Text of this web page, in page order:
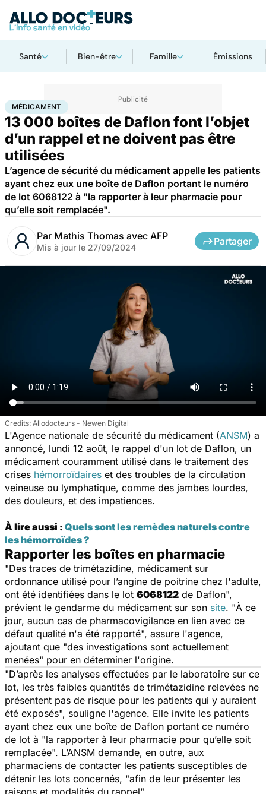
Santé Bien-être Famille Émissions
AccueilSantéMédicaments Médicament
MÉDICAMENT
13 000 boîtes de Daflon font l’objet
d’un rappel et ne doivent pas être
utilisées
L’agence de sécurité du médicament appelle les patients
ayant chez eux une boîte de Daflon portant le numéro
de lot 6068122 à "la rapporter à leur pharmacie pour
qu’elle soit remplacée".
Par Mathis Thomas avec AFP
Mis à jour le 27/09/2024
Partager
Allodocteurs - Newen Digital
L'Agence nationale de sécurité du médicament (ANSM) a
annoncé, lundi 12 août, le rappel d'un lot de Daflon, un
médicament couramment utilisé dans le traitement des
crises hémorroïdaires et des troubles de la circulation
veineuse ou lymphatique, comme des jambes lourdes,
des douleurs, et des impatiences.
À lire aussi : Quels sont les remèdes naturels contre
les hémorroïdes ?
Rapporter les boîtes en pharmacie
"Des traces de trimétazidine, médicament sur
ordonnance utilisé pour l’angine de poitrine chez l'adulte,
ont été identifiées dans le lot 6068122 de Daflon",
prévient le gendarme du médicament sur son site. "À ce
jour, aucun cas de pharmacovigilance en lien avec ce
défaut qualité n'a été rapporté", assure l'agence,
ajoutant que "des investigations sont actuellement
menées" pour en déterminer l'origine.
"D’après les analyses effectuées par le laboratoire sur ce
lot, les très faibles quantités de trimétazidine relevées ne
présentent pas de risque pour les patients qui y auraient
été exposés", souligne l'agence. Elle invite les patients
ayant chez eux une boîte de Daflon portant ce numéro
de lot à "la rapporter à leur pharmacie pour qu’elle soit
remplacée". L’ANSM demande, en outre, aux
pharmaciens de contacter les patients susceptibles de
détenir les lots concernés, "afin de leur présenter les
raisons et modalités du rappel".